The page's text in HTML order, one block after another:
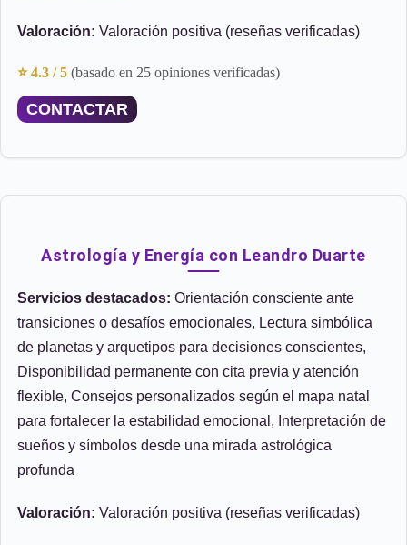
Valoración: Valoración positiva (reseñas verificadas)
⭐ 4.3 / 5 (basado en 25 opiniones verificadas)
CONTACTAR
Astrología y Energía con Leandro Duarte
Servicios destacados: Orientación consciente ante
transiciones o desafíos emocionales, Lectura simbólica
de planetas y arquetipos para decisiones conscientes,
Disponibilidad permanente con cita previa y atención
flexible, Consejos personalizados según el mapa natal
para fortalecer la estabilidad emocional, Interpretación de
sueños y símbolos desde una mirada astrológica
profunda
Valoración: Valoración positiva (reseñas verificadas)